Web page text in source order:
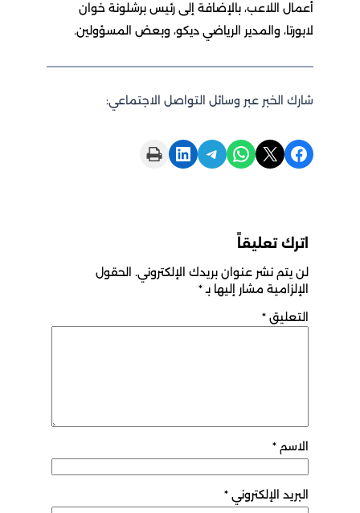
أعمال اللاعب، بالإضافة إلى رئيس برشلونة خوان
لابورتا، والمدير الرياضي ديكو، وبعض المسؤولين.
شارك الخبر عبر وسائل التواصل الاجتماعي:
Share on Facebook
Share on X
Share on WhatsApp
Share on Telegram
Share on LinkedIn
Print this Page
اترك تعليقاً
لن يتم نشر عنوان بريدك الإلكتروني. الحقول
الإلزامية مشار إليها بـ*
التعليق *
الاسم *
البريد الإلكتروني *